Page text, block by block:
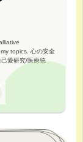
topics. 心の安全
愛研究/医療統